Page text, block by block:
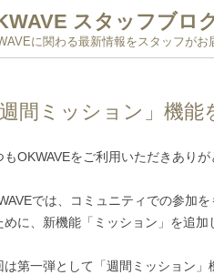
スタッフブロ
に関わる最新情報をスタッフがお
週間ミッション」機能
もOKWAVEをご利用いただきありが
では、コミュニティでの参加
めに、新機能「ミッション」を追加
は第一弾として「週間ミッション」